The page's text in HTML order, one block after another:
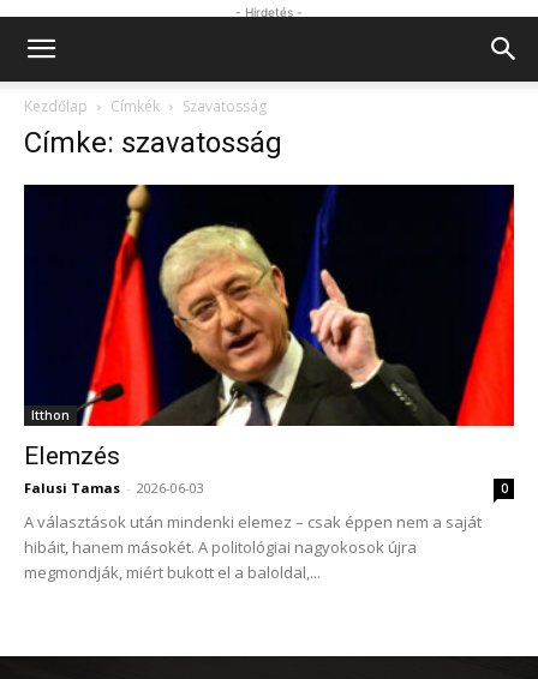
- Hirdetés -
Kezdőlap Címkék Szavatosság
Címke: szavatosság
Itthon
Elemzés
Falusi Tamas - 2026-06-03 0
A választások után mindenki elemez – csak éppen nem a saját
hibáit, hanem másokét. A politológiai nagyokosok újra
megmondják, miért bukott el a baloldal,...